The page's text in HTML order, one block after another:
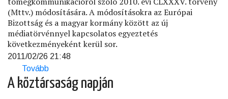
(Mttv.) módosítására. A módosításokra az Európai
Bizottság és a magyar kormány között az új
médiatörvénnyel kapcsolatos egyeztetés
következményeként kerül sor.
2011/02/26 21:48
Tovább
médiatörvény
elemzése)
A köztársaság napján